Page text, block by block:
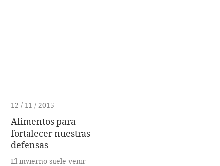
12 / 11 / 2015
Alimentos para
fortalecer nuestras
defensas
El invierno suele venir